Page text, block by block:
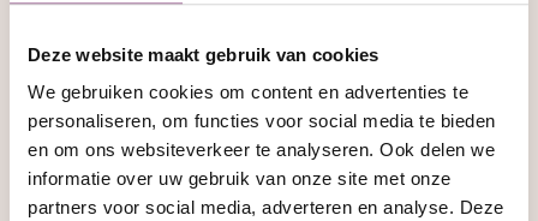
Deze website maakt gebruik van cookies
We gebruiken cookies om content en advertenties te
personaliseren, om functies voor social media te bieden
en om ons websiteverkeer te analyseren. Ook delen we
informatie over uw gebruik van onze site met onze
partners voor social media, adverteren en analyse. Deze
wel in de toekomst lukken?
Verantwoordelijkheid nemen
Redden of stoppen. Weeg de mening van anderen
en vraag je af wat je kinderen, vrienden, ouders,
broers of zussen zouden zeggen. De mensen die
van je houden. De mensen die dicht bij je staan: